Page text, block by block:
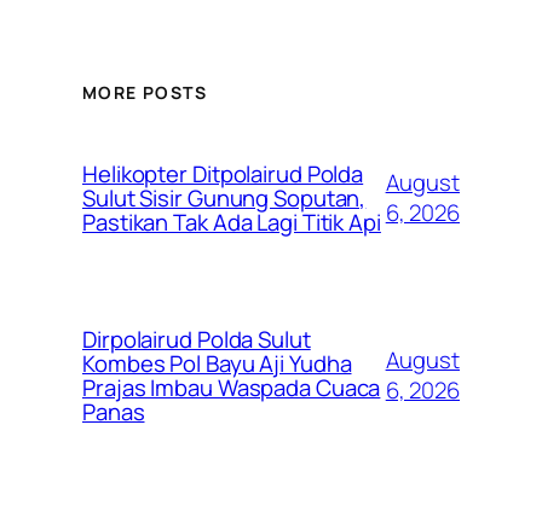
MORE POSTS
Helikopter Ditpolairud Polda
Sulut Sisir Gunung Soputan,
Pastikan Tak Ada Lagi Titik Api
August
6, 2026
Dirpolairud Polda Sulut
Kombes Pol Bayu Aji Yudha
Prajas Imbau Waspada Cuaca
Panas
August
6, 2026